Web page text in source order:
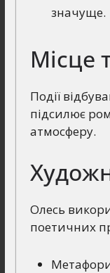
значуще.
Місце
Події
підсилює
атмосферу.
Олесь
поетичних